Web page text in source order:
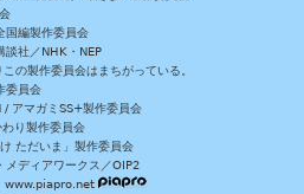
編製作委員会
社／NHK・NEP
製作委員会はまちがっている。
委員会
アマガミSS+製作委員会
り製作委員会
ただいま」製作委員会
ディアワークス／OIP2
www.piapro.net